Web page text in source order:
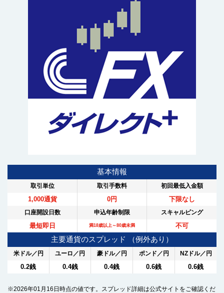
基本情報
取引単位 取引手数料 初回最低入金額
1,000通貨 0円 下限なし
口座開設日数 申込年齢制限 スキャルピング
最短即日 満18歳以上～80歳未満 不可
主要通貨のスプレッド （例外あり）
米ドル／円 ユーロ／円 豪ドル／円 ポンド／円 NZドル／円
0.2銭 0.4銭 0.4銭 0.6銭 0.6銭
※2026年01月16日時点の値です。スプレッド詳細は公式サイトをご確認くだ